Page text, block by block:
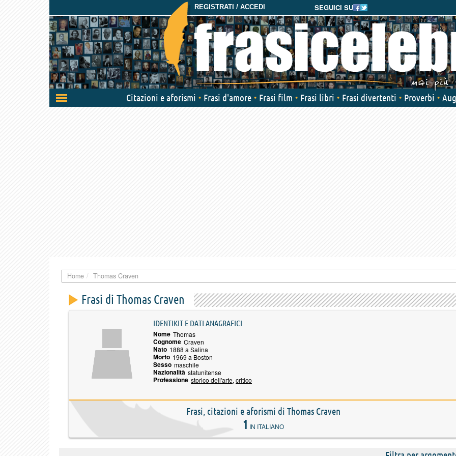
SEGUICI SU
REGISTRATI / ACCEDI
Attiva/disattiva
navigazione
Citazioni e aforismi Frasi d'amore Frasi film Frasi libri Frasi divertenti Proverbi
Home Thomas Craven
Frasi di Thomas Craven
IDENTIKIT E DATI ANAGRAFICI
Nome Thomas
Cognome Craven
Nato 1888 a Salina
Morto 1969 a Boston
Sesso maschile
Nazionalità statunitense
Professione storico dell'arte, critico
Frasi, citazioni e aforismi di Thomas Craven
1 IN ITALIANO